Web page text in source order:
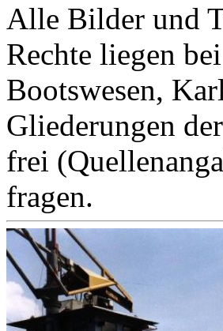
Alle Bilder und
Rechte liegen
Bootswesen,
Gliederungen
frei
fragen.